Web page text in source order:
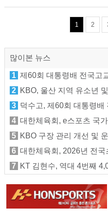
1 2
많이본 뉴스
1 제60회 대통령배 전국고
2 KBO, 울산 지역 유소년
3 덕수고, 제60회 대통령배
4 대한체육회, e스포츠 국가
5 KBO 구장 관리 개선 및
6 대한체육회, 2026년 전국
7
KT 김현수, 역대 4번째